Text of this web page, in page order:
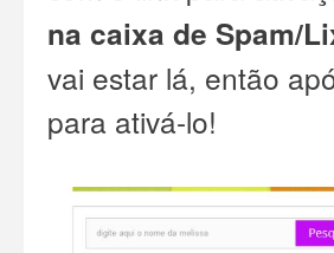
na caixa de Spam/
vai estar lá, então
para ativá-lo!